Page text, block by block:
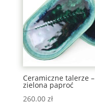
Ceramiczne talerze –
zielona paproć
260.00 zł